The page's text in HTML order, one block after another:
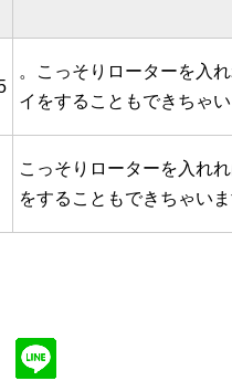
。こっそりローターを入
イをすることもできちゃ
こっそりローターを入れ
をすることもできちゃい